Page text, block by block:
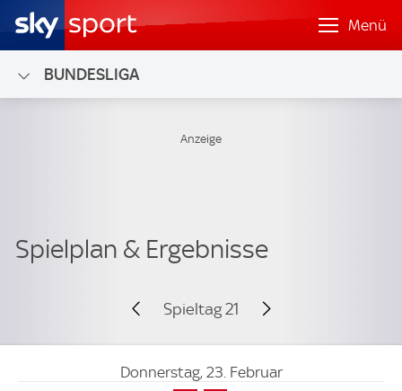
Menü
BUNDESLIGA
Spieltag 21
Donnerstag, 23. Februar